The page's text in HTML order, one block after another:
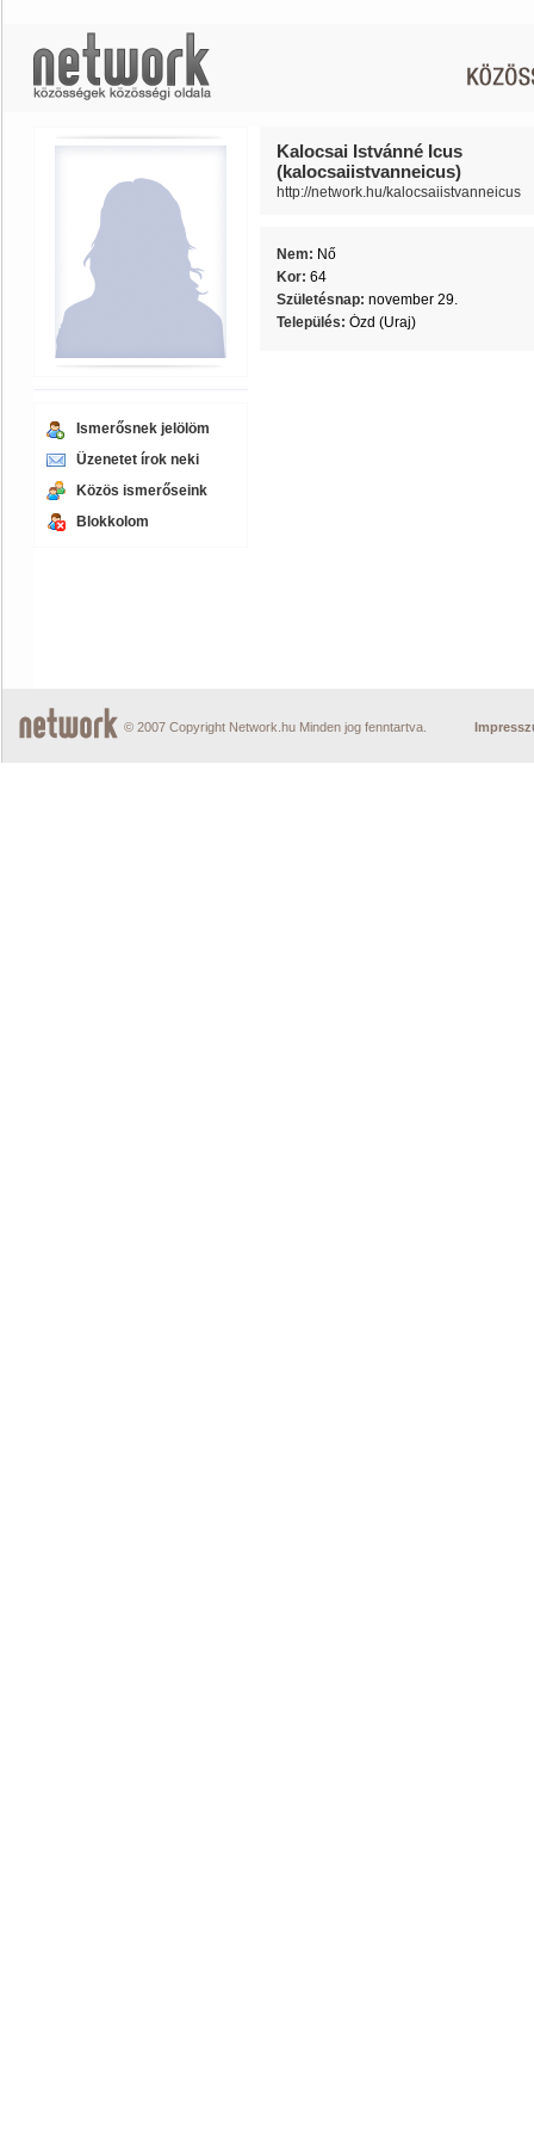
Ismerősnek jelölöm
Üzenetet írok neki
Közös ismerőseink
Blokkolom
Kalocsai Istvánné Icus
(kalocsaiistvanneicus)
http://network.hu/kalocsaiistvanneicus
Nem: Nő
Kor: 64
Születésnap: november 29.
Település: Ózd (Uraj)
© 2007 Copyright Network.hu Minden jog fenntartva.